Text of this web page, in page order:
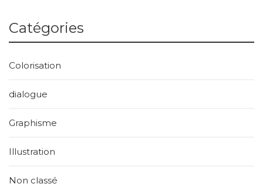
Catégories
Colorisation
dialogue
Graphisme
Illustration
Non classé